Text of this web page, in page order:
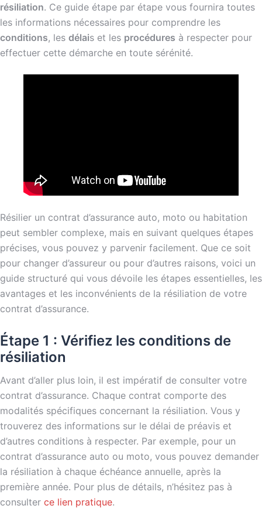
résiliation. Ce guide étape par étape vous fournira toutes
les informations nécessaires pour comprendre les
conditions, les délais et les procédures à respecter pour
effectuer cette démarche en toute sérénité.
Résilier un contrat d’assurance auto, moto ou habitation
peut sembler complexe, mais en suivant quelques étapes
précises, vous pouvez y parvenir facilement. Que ce soit
pour changer d’assureur ou pour d’autres raisons, voici un
guide structuré qui vous dévoile les étapes essentielles, les
avantages et les inconvénients de la résiliation de votre
contrat d’assurance.
Étape 1 : Vérifiez les conditions de
résiliation
Avant d’aller plus loin, il est impératif de consulter votre
contrat d’assurance. Chaque contrat comporte des
modalités spécifiques concernant la résiliation. Vous y
trouverez des informations sur le délai de préavis et
d’autres conditions à respecter. Par exemple, pour un
contrat d’assurance auto ou moto, vous pouvez demander
la résiliation à chaque échéance annuelle, après la
première année. Pour plus de détails, n’hésitez pas à
consulter ce lien pratique.